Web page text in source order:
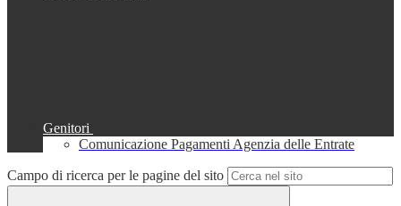
Genitori
Comunicazione Pagamenti Agenzia delle Entrate
Campo di ricerca per le pagine del sito